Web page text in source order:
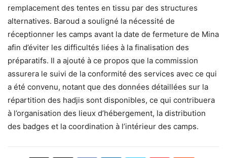
remplacement des tentes en tissu par des structures
alternatives. Baroud a souligné la nécessité de
réceptionner les camps avant la date de fermeture de Mina
afin d’éviter les difficultés liées à la finalisation des
préparatifs. Il a ajouté à ce propos que la commission
assurera le suivi de la conformité des services avec ce qui
a été convenu, notant que des données détaillées sur la
répartition des hadjis sont disponibles, ce qui contribuera
à l’organisation des lieux d’hébergement, la distribution
des badges et la coordination à l’intérieur des camps.